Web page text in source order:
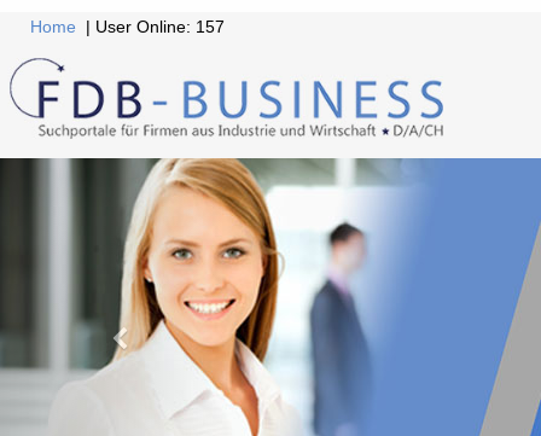
Home | User Online: 157